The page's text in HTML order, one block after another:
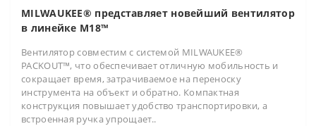
MILWAUKEE® представляет новейший вентилятор
в линейке M18™
Вентилятор совместим с системой MILWAUKEE®
PACKOUT™, что обеспечивает отличную мобильность и
сокращает время, затрачиваемое на переноску
инструмента на объект и обратно. Компактная
конструкция повышает удобство транспортировки, а
встроенная ручка упрощает..